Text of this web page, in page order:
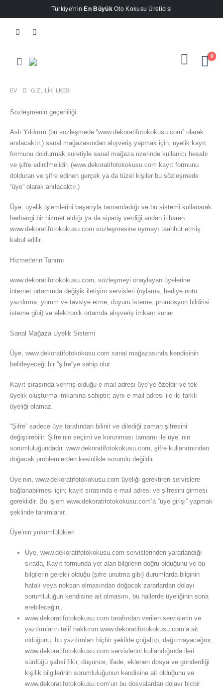
Türkiye'nin En BüyükOto Kokusu Üreticisi
0
EV GIZLILIK İLKESI
Sözleşmenin geçerliliği
Aslı Yıldırım (bu sözleşmede “www.dekoratifotokokusu.com” olarak
anılacaktır.) sanal mağazasından alışveriş yapmak için, üyelik kayıt
formunu doldurmak suretiyle sanal mağaza üzerinde kullanıcı hesabı
ve şifre edinilmelidir. (www.dekoratifotokokusu.com kayıt formunu
dolduran ve şifre edinen gerçek ya da tüzel kişiler bu sözleşmede
“üye” olarak anılacaktır.)
Üye, üyelik işlemlerini başarıyla tamamladığı ve bu sistemi kullanarak
herhangi bir hizmet aldığı ya da sipariş verdiği andan itibaren
www.dekoratifotokokusu.com sözleşmesine uymayı taahhüt etmiş
kabul edilir.
Hizmetlerin Tanımı
www.dekoratifotokokusu.com, sözleşmeyi onaylayan üyelerine
internet ortamında değişik iletişim servisleri (oylama, hediye notu
yazdırma, yorum ve tavsiye etme, duyuru isteme, promosyon bildirisi
isteme gibi) ve elektronik ortamda alışveriş imkanı sunar.
Sanal Mağaza Üyelik Sistemi
Üye, www.dekoratifotokokusu.com sanal mağazasında kendisinin
belirleyeceği bir “şifre”ye sahip olur.
Kayıt sırasında vermiş olduğu e-mail adresi üye’ye özeldir ve tek
üyelik oluşturma imkanına sahiptir; aynı e-mail adresi ile iki farklı
üyeliği olamaz.
“Şifre” sadece üye tarafından bilinir ve dilediği zaman şifresini
değiştirebilir. Şifre’nin seçimi ve korunması tamamı ile üye’ nin
sorumluluğundadır. www.dekoratifotokokusu.com, şifre kullanımından
doğacak problemlerden kesinlikle sorumlu değildir.
Üye’nin, www.dekoratifotokokusu.com üyeliği gerektiren servislere
bağlanabilmesi için; kayıt sırasında e-mail adresi ve şifresini girmesi
gereklidir. Bu işlem www.dekoratifotokokusu.com’a “üye girişi” yapmak
şeklinde tanımlanır.
Üye’nin yükümlülükleri
Üye, www.dekoratifotokokusu.com servislerinden yararlandığı
sırada, Kayıt formunda yer alan bilgilerin doğru olduğunu ve bu
bilgilerin gerekli olduğu (şifre unutma gibi) durumlarda bilginin
hatalı veya noksan olmasından doğacak zararlardan dolayı
sorumluluğun kendisine ait olmasını, bu hallerde üyeliğinin sona
erebileceğini,
www.dekoratifotokokusu.com tarafından verilen servislerin ve
yazılımların telif hakkının www.dekoratifotokokusu.com’a ait
olduğunu, bu yazılımları hiçbir şekilde çoğaltıp, dağıtmayacağını,
www.dekoratifotokokusu.com servislerini kullandığında ileri
sürdüğü şahsi fikir, düşünce, ifade, eklenen dosya ve gönderdiği
kişilik bilgilerinin sorumluluğunun kendisine ait olduğunu ve
www.dekoratifotokokusu.com’un bu dosyalardan dolayı hiçbir